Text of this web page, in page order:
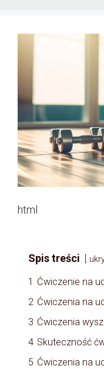
html
Spis treści
1 Ćwiczenie na
2 Ćwiczenia na
3 Ćwiczenia
4 Skuteczność
5 Ćwiczenia na